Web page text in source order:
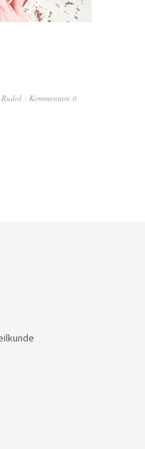
Rudol Kommentare 0